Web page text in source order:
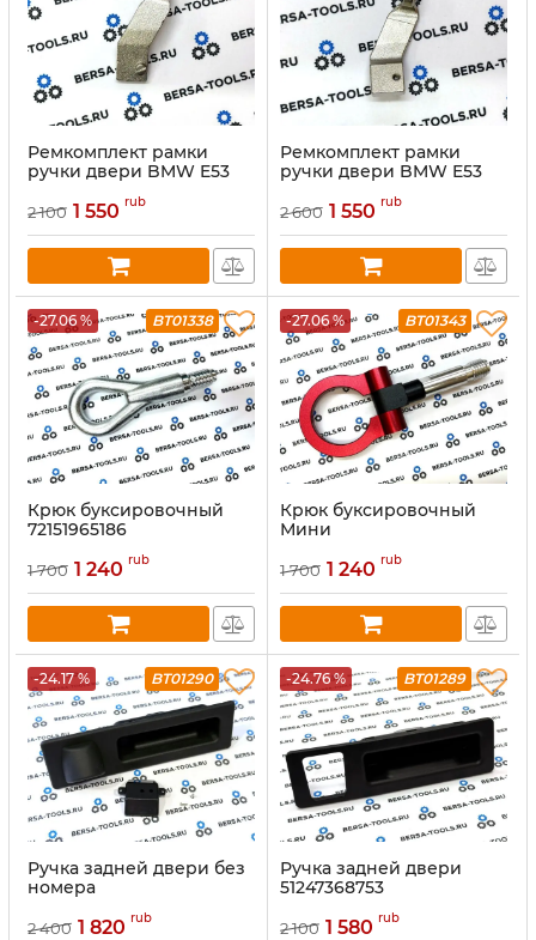
Ремкомплект рамки
ручки двери BMW E53
рамки двери (передней/
2 100 1 550 rub
Ремкомплект рамки
ручки двери BMW E53
двери (передней/
2 600 1 550 rub
-27.06 % BT01338
Крюк буксировочный
72151965186
1 700 1 240 rub
-27.06 % BT01343
Крюк буксировочный
Мини
1 700 1 240 rub
-24.17 % BT01290
Ручка задней двери без
номера
2 400 1 820 rub
-24.76 % BT01289
Ручка задней двери
51247368753
2 100 1 580 rub